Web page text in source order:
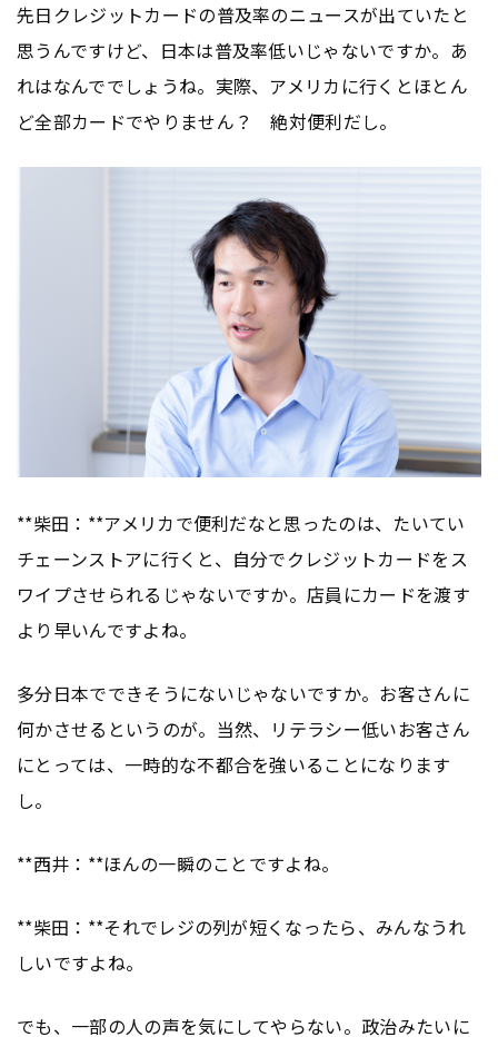
先日クレジットカードの普及率のニュースが出ていたと
思うんですけど、日本は普及率低いじゃないですか。あ
れはなんででしょうね。実際、アメリカに行くとほとん
ど全部カードでやりません？ 絶対便利だし。
**柴田：**アメリカで便利だなと思ったのは、たいてい
チェーンストアに行くと、自分でクレジットカードをス
ワイプさせられるじゃないですか。店員にカードを渡す
より早いんですよね。
多分日本でできそうにないじゃないですか。お客さんに
何かさせるというのが。当然、リテラシー低いお客さん
にとっては、一時的な不都合を強いることになります
し。
**西井：**ほんの一瞬のことですよね。
**柴田：**それでレジの列が短くなったら、みんなうれ
しいですよね。
でも、一部の人の声を気にしてやらない。政治みたいに